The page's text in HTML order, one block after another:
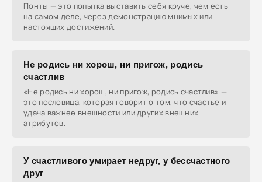
Понты — это попытка выставить себя круче, чем есть
на самом деле, через демонстрацию мнимых или
настоящих достижений.
Не родись ни хорош, ни пригож, родись
счастлив
«Не родись ни хорош, ни пригож, родись счастлив» —
это пословица, которая говорит о том, что счастье и
удача важнее внешности или других внешних
атрибутов.
У счастливого умирает недруг, у бессчастного
друг